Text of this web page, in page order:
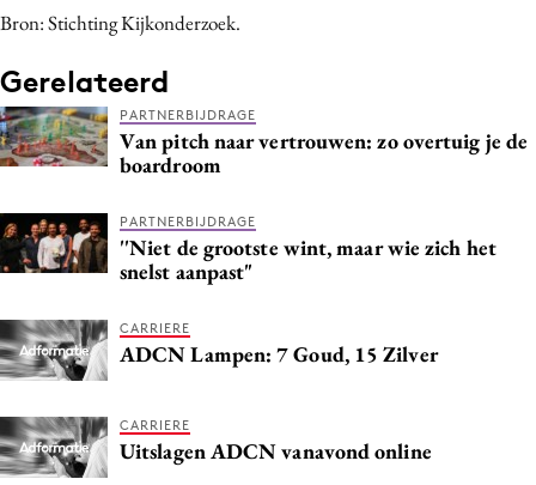
Digital transformation
Diversiteit
Effectiviteit
Gedragsverandering
Interne communicatie
Martech
Merkstrategie
PR
Purpose Marketing
Reputatie & crisis
Bron: Stichting Kijkonderzoek.
Gerelateerd
PARTNERBIJDRAGE
Van pitch naar vertrouwen: zo overtuig je de
boardroom
PARTNERBIJDRAGE
''Niet de grootste wint, maar wie zich het
snelst aanpast"
CARRIERE
ADCN Lampen: 7 Goud, 15 Zilver
CARRIERE
Uitslagen ADCN vanavond online